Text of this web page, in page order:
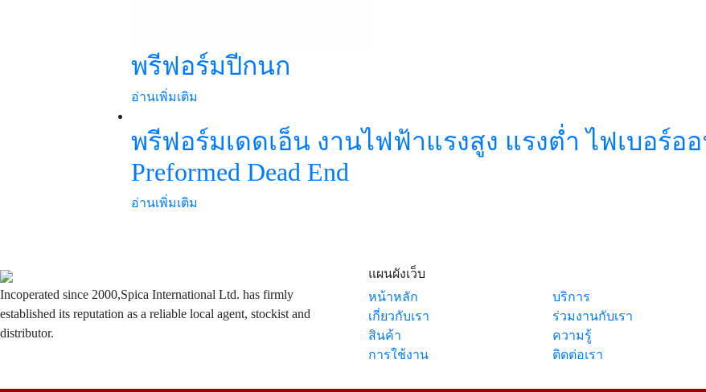
พรีฟอร์มปีกนก
อ่านเพิ่มเติม
พรีฟอร์มเดดเอ็น งานไฟฟ้าแรงสูง แรงต่ำ ไฟเบอร์อ
Preformed Dead End
อ่านเพิ่มเติม
Incoperated since 2000,Spica International Ltd. has firmly
established its reputation as a reliable local agent, stockist and
distributor.
แผนผังเว็บ
หน้าหลัก
บริการ
เกี่ยวกับเรา
ร่วมงานกับเรา
สินค้า
ความรู้
การใช้งาน
ติดต่อเรา